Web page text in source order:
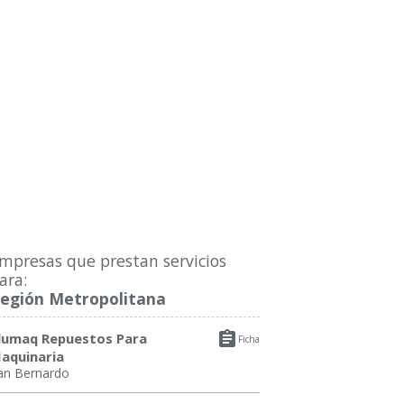
que prestan servicios
Metropolitana
 Ficha
Repuestos Para
Bernardo